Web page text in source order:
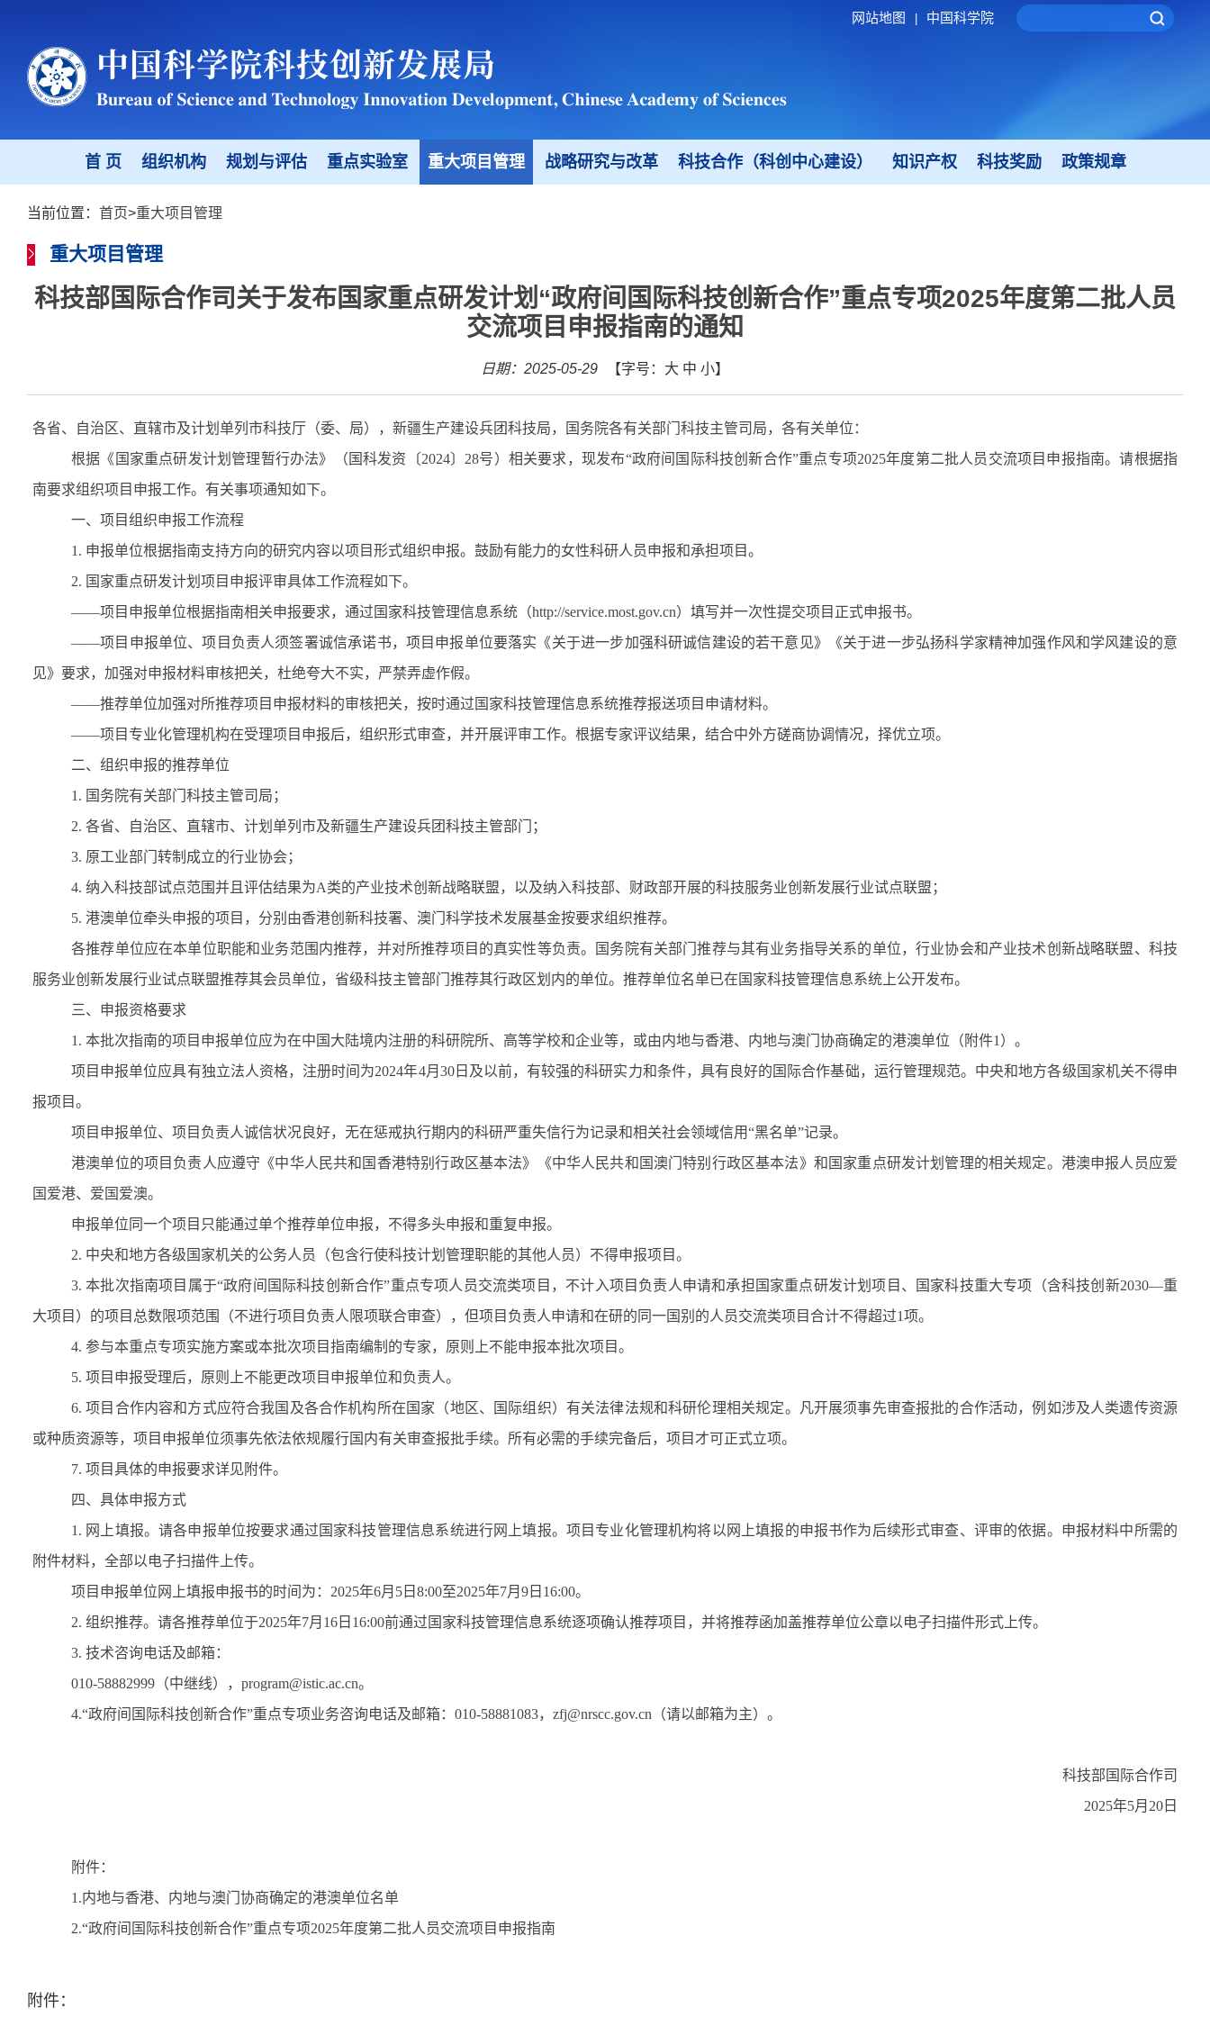
网站地图 中国科学院
首 页 组织机构 规划与评估 重点实验室 重大项目管理 战略研究与改革 科技合作（科创中心建设） 知识产权 科技奖励 政策规章
当前位置： 首页>重大项目管理
重大项目管理
科技部国际合作司关于发布国家重点研发计划“政府间国际科技创新合作”重点专项2025年度第二批人员
交流项目申报指南的通知
日期：2025-05-29 【字号： 大 中 小】
各省、自治区、直辖市及计划单列市科技厅（委、局），新疆生产建设兵团科技局，国务院各有关部门科技主管司局，各有关单位：
根据《国家重点研发计划管理暂行办法》（国科发资〔2024〕 28号）相关要求，现发布“政府间国际科技创新合作”重点专项2025年度第二批人员交流项目申报指南。请根据指
南要求组织项目申报工作。有关事项通知如下。
一、项目组织申报工作流程
1. 申报单位根据指南支持方向的研究内容以项目形式组织申报。鼓励有能力的女性科研人员申报和承担项目。
2. 国家重点研发计划项目申报评审具体工作流程如下。
——项目申报单位根据指南相关申报要求，通过国家科技管理信息系统（http://service.most.gov.cn）填写并一次性提交项目正式申报书。
——项目申报单位、项目负责人须签署诚信承诺书，项目申报单位要落实《关于进一步加强科研诚信建设的若干意见》《关于进一步弘扬科学家精神加强作风和学风建设的意
见》要求，加强对申报材料审核把关，杜绝夸大不实，严禁弄虚作假。
——推荐单位加强对所推荐项目申报材料的审核把关，按时通过国家科技管理信息系统推荐报送项目申请材料。
——项目专业化管理机构在受理项目申报后，组织形式审查，并开展评审工作。根据专家评议结果，结合中外方磋商协调情况，择优立项。
二、组织申报的推荐单位
1. 国务院有关部门科技主管司局；
2. 各省、自治区、直辖市、计划单列市及新疆生产建设兵团科技主管部门；
3. 原工业部门转制成立的行业协会；
4. 纳入科技部试点范围并且评估结果为A类的产业技术创新战略联盟，以及纳入科技部、财政部开展的科技服务业创新发展行业试点联盟；
5. 港澳单位牵头申报的项目，分别由香港创新科技署、澳门科学技术发展基金按要求组织推荐。
各推荐单位应在本单位职能和业务范围内推荐，并对所推荐项目的真实性等负责。国务院有关部门推荐与其有业务指导关系的单位，行业协会和产业技术创新战略联盟、科技
服务业创新发展行业试点联盟推荐其会员单位，省级科技主管部门推荐其行政区划内的单位。推荐单位名单已在国家科技管理信息系统上公开发布。
三、申报资格要求
1. 本批次指南的项目申报单位应为在中国大陆境内注册的科研院所、高等学校和企业等，或由内地与香港、内地与澳门协商确定的港澳单位（附件1 ）。
项目申报单位应具有独立法人资格，注册时间为2024年4月 30日及以前，有较强的科研实力和条件，具有良好的国际合作基础，运行管理规范。中央和地方各级国家机关不得申
报项目。
项目申报单位、项目负责人诚信状况良好，无在惩戒执行期内的科研严重失信行为记录和相关社会领域信用“黑名单”记录。
港澳单位的项目负责人应遵守《中华人民共和国香港特别行政区基本法》《中华人民共和国澳门特别行政区基本法》和国家重点研发计划管理的相关规定。港澳申报人员应爱
国爱港、爱国爱澳。
申报单位同一个项目只能通过单个推荐单位申报，不得多头申报和重复申报。
2. 中央和地方各级国家机关的公务人员（包含行使科技计划管理职能的其他人员）不得申报项目。
3.本批次指南项目属于“政府间国际科技创新合作”重点专项人员交流类项目，不计入项目负责人申请和承担国家重点研发计划项目、国家科技重大专项（含科技创新2030—重
大项目）的项目总数限项范围（不进行项目负责人限项联合审查），但项目负责人申请和在研的同一国别的人员交流类项目合计不得超过1项。
4. 参与本重点专项实施方案或本批次项目指南编制的专家，原则上不能申报本批次项目。
5. 项目申报受理后，原则上不能更改项目申报单位和负责人。
6.项目合作内容和方式应符合我国及各合作机构所在国家（地区、国际组织）有关法律法规和科研伦理相关规定。凡开展须事先审查报批的合作活动，例如涉及人类遗传资源
或种质资源等，项目申报单位须事先依法依规履行国内有关审查报批手续。所有必需的手续完备后，项目才可正式立项。
7. 项目具体的申报要求详见附件。
四、具体申报方式
1. 网上填报。请各申报单位按要求通过国家科技管理信息系统进行网上填报。项目专业化管理机构将以网上填报的申报书作为后续形式审查、评审的依据。申报材料中所需的
附件材料，全部以电子扫描件上传。
项目申报单位网上填报申报书的时间为： 2025年6月 5 日 8:00至2025年7月 9 日 16:00。
2. 组织推荐。请各推荐单位于2025年7月 16 日 16:00前通过国家科技管理信息系统逐项确认推荐项目，并将推荐函加盖推荐单位公章以电子扫描件形式上传。
3. 技术咨询电话及邮箱：
010-58882999 （中继线）， program@istic.ac.cn。
4.“政府间国际科技创新合作”重点专项业务咨询电话及邮箱： 010-58881083， zfj@nrscc.gov.cn （请以邮箱为主）。
科技部国际合作司
2025年5月 20 日
附件：
1.内地与香港、内地与澳门协商确定的港澳单位名单
2.“政府间国际科技创新合作”重点专项2025年度第二批人员交流项目申报指南
附件：